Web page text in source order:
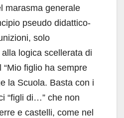
marasma generale
pseudo didattico-
solo
logica scellerata di
figlio ha sempre
la Scuola. Basta con i
“figli di…” che non
e castelli, come nel